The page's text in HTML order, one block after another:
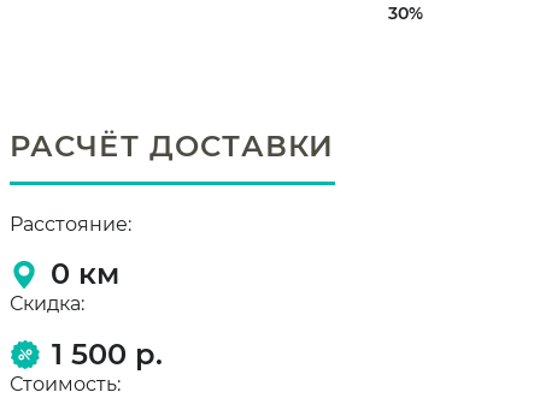
30%
РАСЧЁТ ДОСТАВКИ
Расстояние:
0 км
Скидка:
1 500 р.
Стоимость: